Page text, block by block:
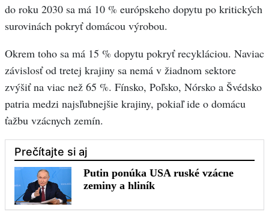
do roku 2030 sa má 10 % európskeho dopytu po kritických
surovinách pokryť domácou výrobou.
Okrem toho sa má 15 % dopytu pokryť recykláciou. Naviac
závislosť od tretej krajiny sa nemá v žiadnom sektore
zvýšiť na viac než 65 %. Fínsko, Poľsko, Nórsko a Švédsko
patria medzi najsľubnejšie krajiny, pokiaľ ide o domácu
ťažbu vzácnych zemín.